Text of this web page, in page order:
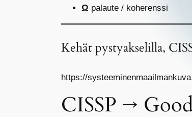
Ω palaute / koherenssi
Kehät pystyakselilla,
https://
CISSP →